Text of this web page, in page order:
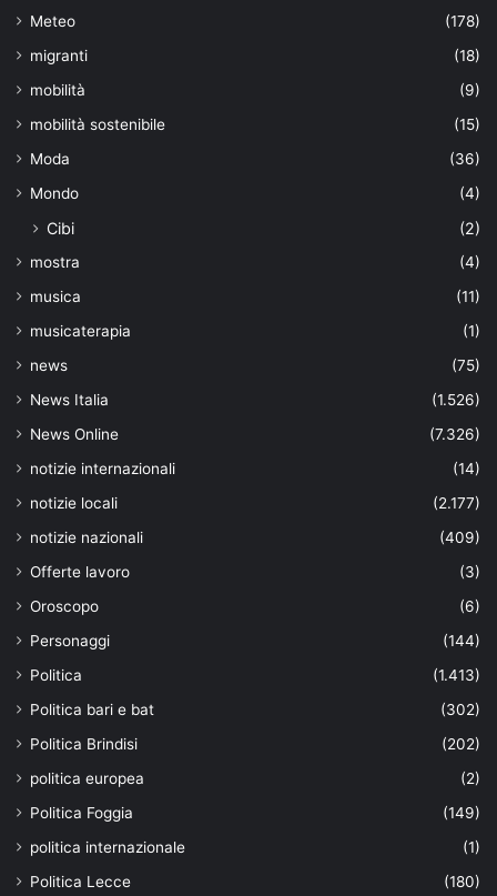
Meteo
(178)
migranti
(18)
mobilità
(9)
mobilità sostenibile
(15)
Moda
(36)
Mondo
(4)
Cibi (2)
mostra
(4)
musica
(11)
musicaterapia
(1)
news
(75)
News Italia
(1.526)
News Online
(7.326)
notizie internazionali
(14)
notizie locali
(2.177)
notizie nazionali
(409)
Offerte lavoro
(3)
Oroscopo
(6)
Personaggi
(144)
Politica
(1.413)
Politica bari e bat
(302)
Politica Brindisi
(202)
politica europea
(2)
Politica Foggia
(149)
politica internazionale
(1)
Politica Lecce
(180)